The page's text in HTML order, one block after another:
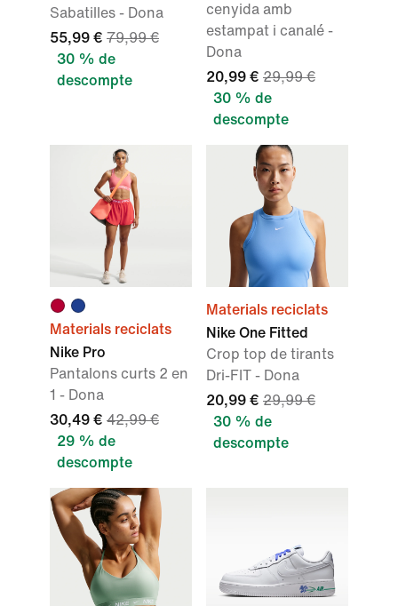
Sabatilles - Dona
55,99 € 79,99 €
30 % de
descompte
cenyida amb
estampat i canalé -
Dona
20,99 € 29,99 €
30 % de
descompte
Materials reciclats
Nike Pro
Pantalons curts 2 en
1 - Dona
30,49 € 42,99 €
29 % de
descompte
Materials reciclats
Nike One Fitted
Crop top de tirants
Dri-FIT - Dona
20,99 € 29,99 €
30 % de
descompte